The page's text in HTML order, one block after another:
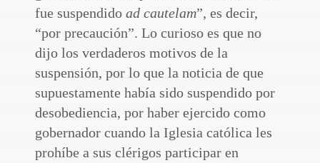
fue suspendido ad cautelam”, es decir,
“por precaución”. Lo curioso es que no
dijo los verdaderos motivos de la
suspensión, por lo que la noticia de que
supuestamente había sido suspendido por
desobediencia, por haber ejercido como
gobernador cuando la Iglesia católica les
prohíbe a sus clérigos participar en